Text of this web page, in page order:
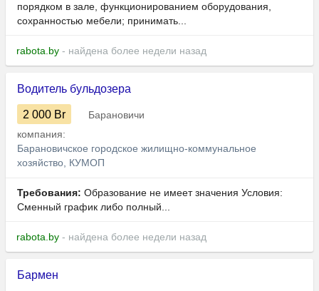
порядком в зале, функционированием оборудования,
сохранностью мебели; принимать...
rabota.by - найдена более недели назад
Водитель бульдозера
2 000 Br
Барановичи
компания:
Барановичское городское жилищно-коммунальное
хозяйство, КУМОП
Требования: Образование не имеет значения Условия:
Сменный график либо полный...
rabota.by - найдена более недели назад
Бармен